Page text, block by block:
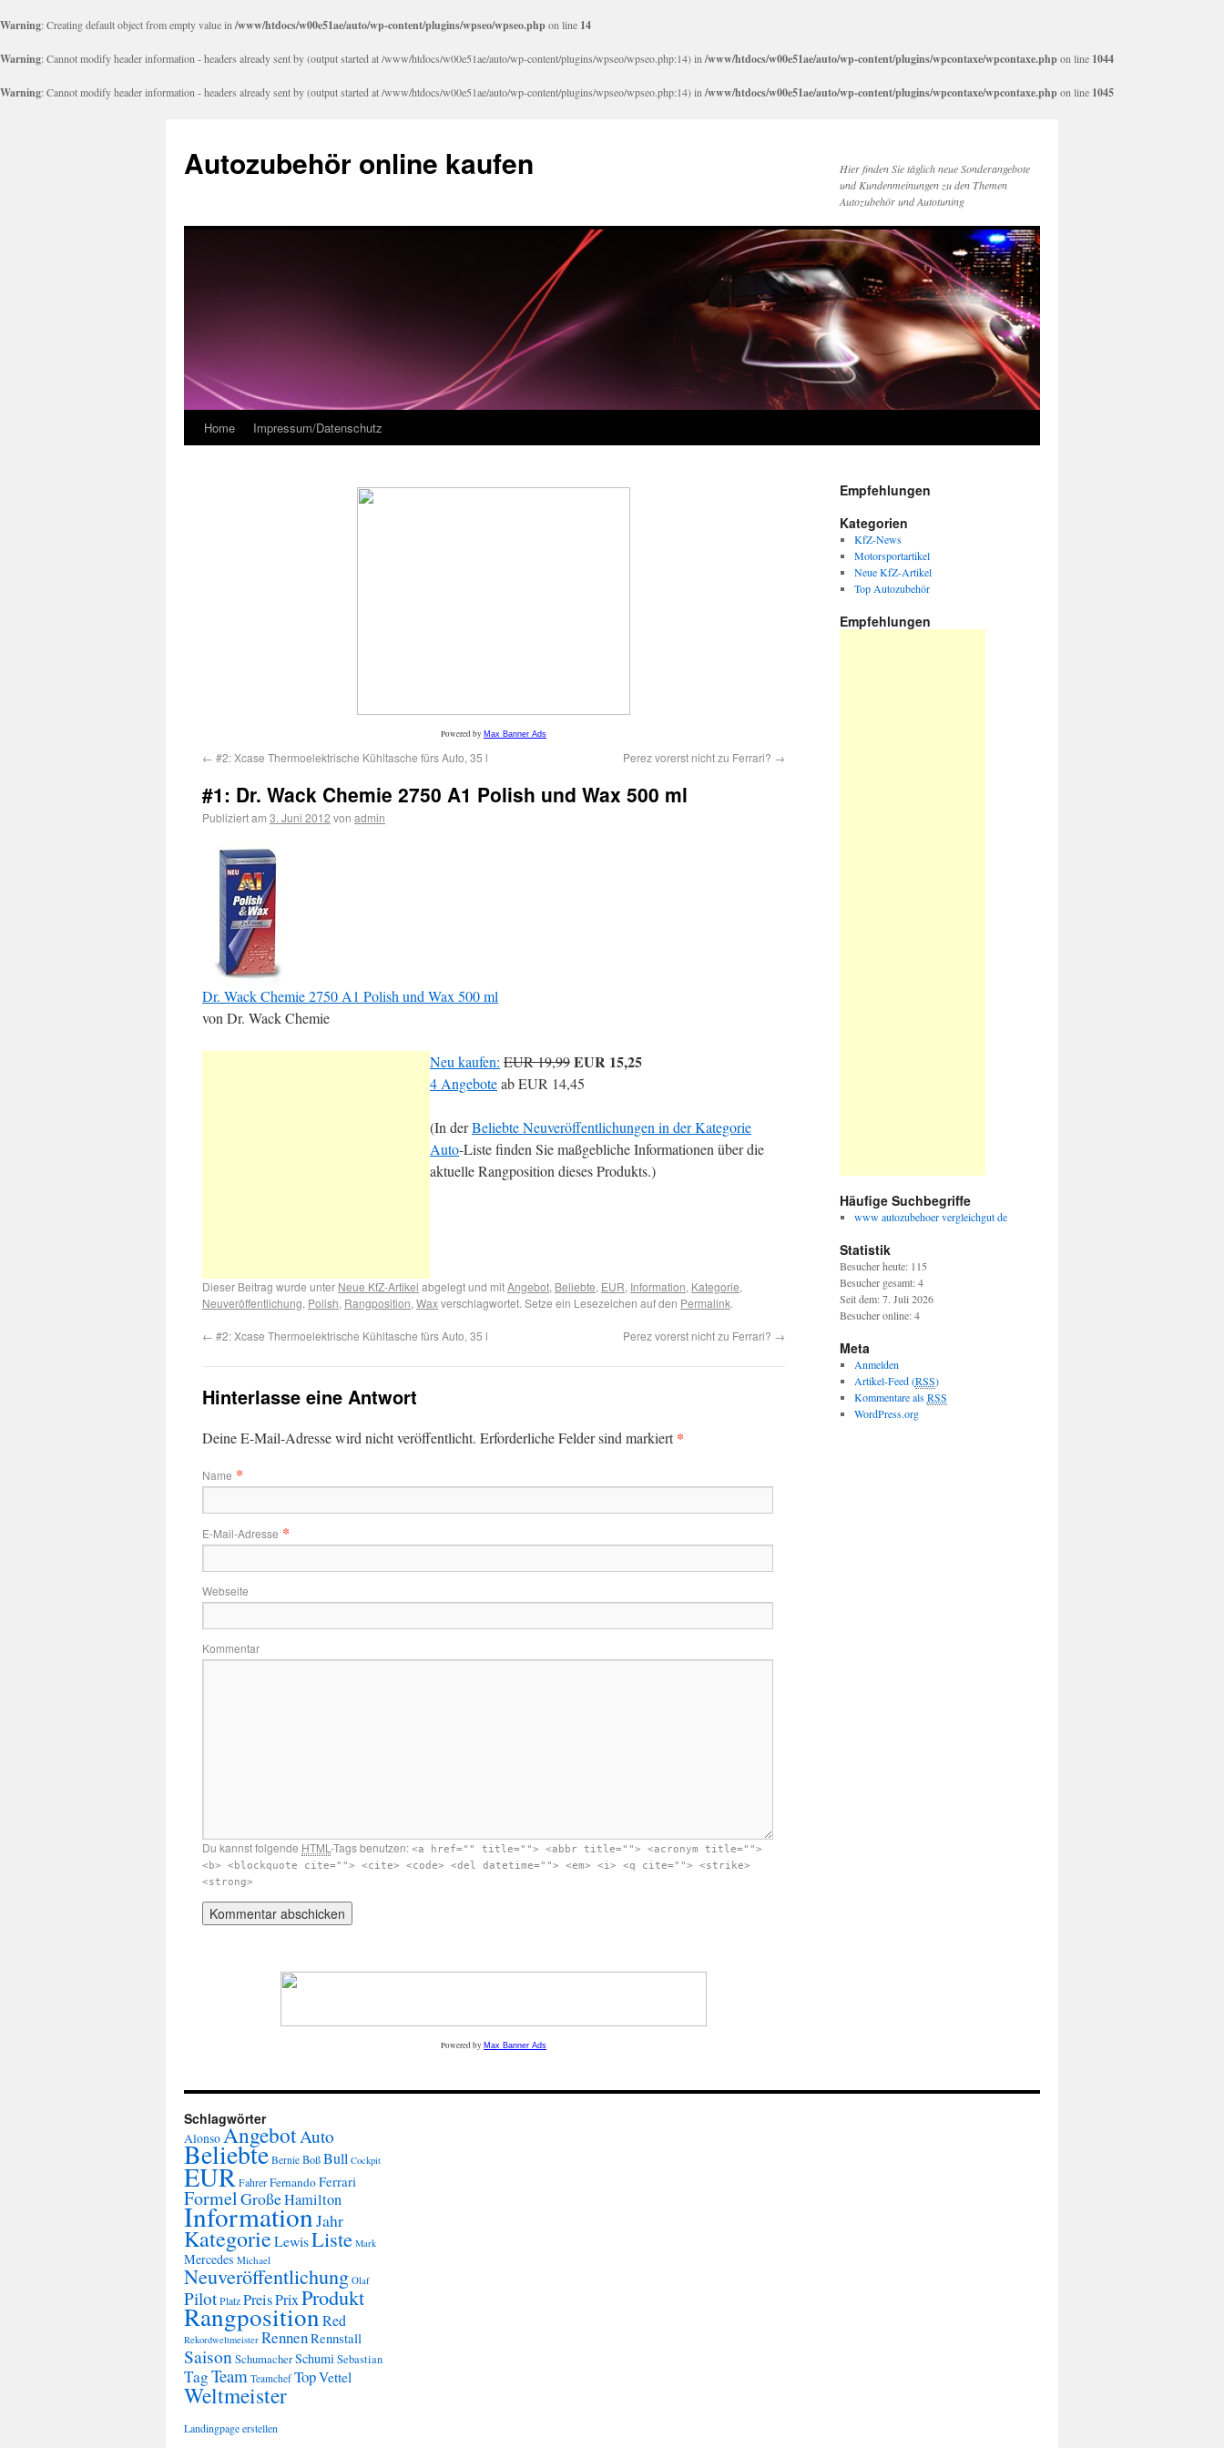
Warning: Creating default object from empty value in /www/htdocs/w00e51ae/auto/wp-content/plugins/wpseo/wpseo.phpon line 14
Warning: Cannot modify header information - headers already sent by (output started at /www/htdocs/w00e51ae/auto/wp-content/plugins/wpseo/wpseo.php:14) in /www/htdocs/w00e51ae/auto/wp-content/plugins/wpcontaxe/wpcontaxe.phpon line 1044
Warning: Cannot modify header information - headers already sent by (output started at /www/htdocs/w00e51ae/auto/wp-content/plugins/wpseo/wpseo.php:14) in /www/htdocs/w00e51ae/auto/wp-content/plugins/wpcontaxe/wpcontaxe.phpon line 1045
Autozubehör online kaufen
Hier finden Sie täglich neue Sonderangebote
und Kundenmeinungen zu den Themen
Autozubehör und Autotuning
Home Impressum/Datenschutz
Powered by Max Banner Ads
← #2: Xcase Thermoelektrische Kühltasche fürs Auto, 35 l Perez vorerst nicht zu Ferrari? →
#1: Dr. Wack Chemie 2750 A1 Polish und Wax 500 ml
Publiziert am 3. Juni 2012 von admin
Dr. Wack Chemie 2750 A1 Polish und Wax 500 ml
von Dr. Wack Chemie
Neu kaufen: EUR 19,99EUR 15,25
4 AngeboteabEUR 14,45
(In derBeliebte Neuveröffentlichungen in der Kategorie
Auto-Liste finden Sie maßgebliche Informationen über die
aktuelle Rangposition dieses Produkts.)
Dieser Beitrag wurde unter Neue KfZ-Artikel abgelegt und mitAngebot, Beliebte, EUR, Information, Kategorie,
Neuveröffentlichung, Polish, Rangposition, Waxverschlagwortet. Setze ein Lesezeichen auf den Permalink.
← #2: Xcase Thermoelektrische Kühltasche fürs Auto, 35 l Perez vorerst nicht zu Ferrari? →
Hinterlasse eine Antwort
Deine E-Mail-Adresse wird nicht veröffentlicht. Erforderliche Felder sind markiert*
Name *
E-Mail-Adresse *
Webseite
Kommentar
Du kannst folgende HTML -Tags benutzen: <a href="" title=""> <abbr title=""> <acronym title="">
<b> <blockquote cite=""> <cite> <code> <del datetime=""> <em> <i> <q cite=""> <strike>
<strong>
Powered by Max Banner Ads
Empfehlungen
Kategorien
KfZ-News
Motorsportartikel
Neue KfZ-Artikel
Top Autozubehör
Empfehlungen
Häufige Suchbegriffe
www autozubehoer vergleichgut de
Statistik
Besucher heute: 115
Besucher gesamt: 4
Seit dem: 7. Juli 2026
Besucher online: 4
Meta
Anmelden
Artikel-Feed (RSS)
Kommentare alsRSS
WordPress.org
Schlagwörter
AlonsoAngebotAuto
Beliebte Bernie BoßBull Cockpit
EURFahrerFernandoFerrari
FormelGroßeHamilton
InformationJahr
KategorieLewisListe Mark
Mercedes Michael
Neuveröffentlichung Olaf
PilotPlatzPreisPrixProdukt
RangpositionRed
Rekordweltmeister RennenRennstall
Saison SchumacherSchumiSebastian
TagTeam Teamchef TopVettel
Weltmeister
Landingpage erstellen